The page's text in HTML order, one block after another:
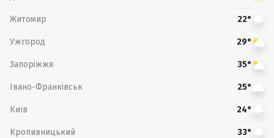
Житомир 22°
Ужгород 29°
Запоріжжя 35°
Івано-Франківськ 25°
Київ 24°
Кропивницький 33°